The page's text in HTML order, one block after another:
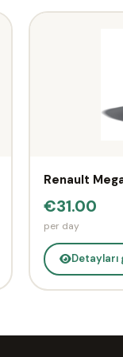
Renault
€31.00
per day
Detayları